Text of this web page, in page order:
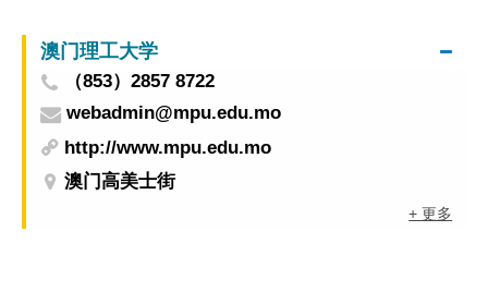
澳门理工大学
（853）2857 8722
webadmin@mpu.edu.mo
http://www.mpu.edu.mo
澳门高美士街
+ 更多